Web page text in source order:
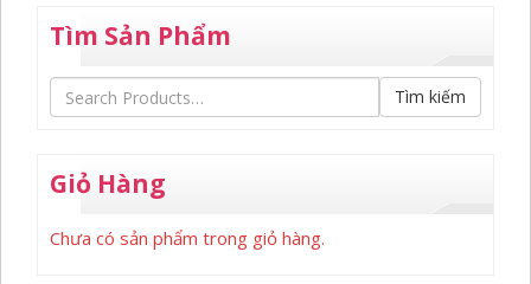
Tìm Sản Phẩm
Tìm kiếm
Giỏ Hàng
Chưa có sản phẩm trong giỏ hàng.